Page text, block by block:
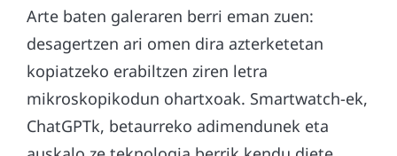
Arte baten galeraren berri eman zuen:
desagertzen ari omen dira azterketetan
kopiatzeko erabiltzen ziren letra
mikroskopikodun ohartxoak. Smartwatch-ek,
ChatGPTk, betaurreko adimendunek eta